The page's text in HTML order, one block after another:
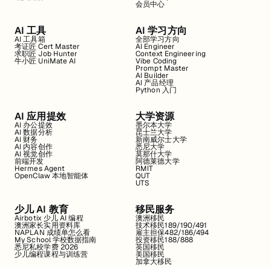
会员中心
AI 工具
AI 工具箱
考证匠 Cert Master
求职匠 Job Hunter
牛小匠 UniMate AI
AI 学习方向
全部学习方向
AI Engineer
Context Engineering
Vibe Coding
Prompt Master
AI Builder
AI 产品经理
Python 入门
AI 应用提效
AI 办公提效
AI 数据分析
AI 财务
AI 内容创作
AI 视觉创作
前端开发
Hermes Agent
OpenClaw 本地智能体
大学资源
墨尔本大学
昆士兰大学
新南威尔士大学
悉尼大学
莫那什大学
阿德莱德大学
RMIT
QUT
UTS
少儿 AI 教育
Airbotix 少儿 AI 编程
澳洲家长实用资料库
NAPLAN 成绩单怎么看
My School 学校数据指南
悉尼私校学费 2026
少儿编程课程与训练营
移民服务
澳洲移民
技术移民189/190/491
雇主担保482/186/494
投资移民188/888
英国移民
美国移民
加拿大移民